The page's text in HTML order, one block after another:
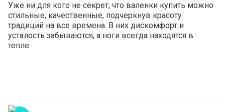
Уже ни для кого не секрет, что валенки купить можно
стильные, качественные, подчеркнув красоту
традиций на все времена. В них дискомфорт и
усталость забываются, а ноги всегда находятся в
тепле.